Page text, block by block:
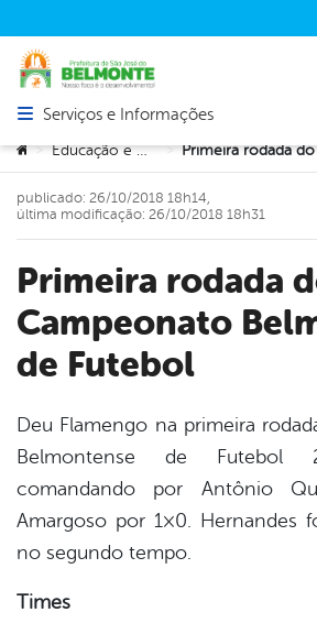
Abrir menu principal de navegação
Serviços e Informações
Você está aqui:
> Educação e Cultura >
Primeira rodada do
Campeonato
de Futebol
publicado: 26/10/2018 18h14,
última modificação: 26/10/2018 18h31
Deu Flamengo na primeira
Belmontense de
comandando por Antônio
Amargoso por 1×0. Hernandes
no segundo tempo.
Times